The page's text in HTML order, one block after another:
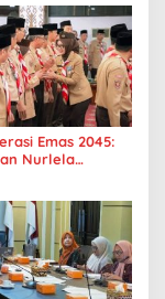
Emas 2045:
Nurlela